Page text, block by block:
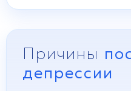
Причины
депрессии